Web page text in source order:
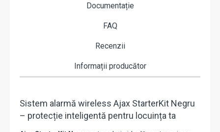
Documentație
FAQ
Recenzii
Informații producător
Sistem alarmă wireless Ajax StarterKit Negru
– protecție inteligentă pentru locuința ta